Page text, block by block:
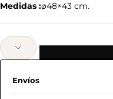
Medidas :ø48×43 cm.
Envíos